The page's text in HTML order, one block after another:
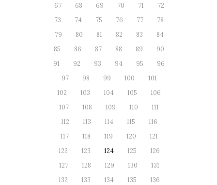
67
68 69 70 71
72
73
74 75 76 77
78
79
80 81 82 83
84
85
86 87 88 89
90
91
92 93 94 95
96
97
98 99 100
101
102
103 104 105
106
107
108 109 110
111
112
113 114 115
116
117
118 119 120
121
122
123 124 125
126
127
128 129 130
131
132
133 134 135
136